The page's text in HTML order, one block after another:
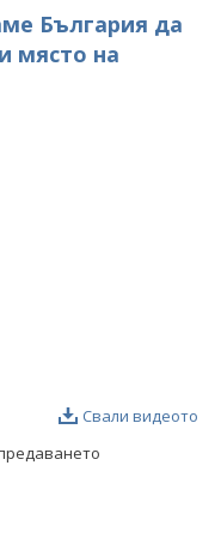
България да
място на
Свали видеото